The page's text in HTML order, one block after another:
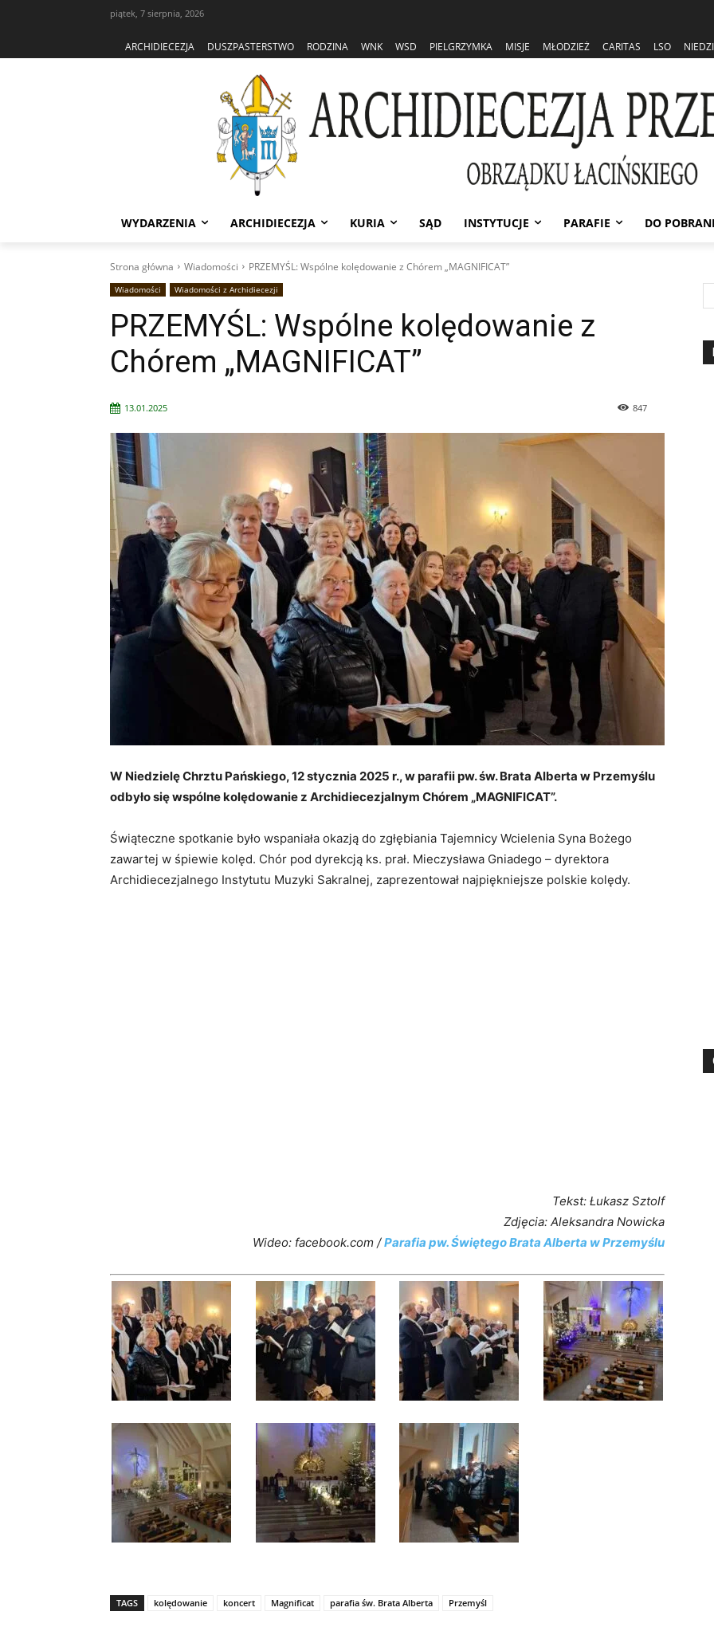
piątek, 7 sierpnia, 2026
ARCHIDIECEZJA DUSZPASTERSTWO RODZINA WNK WSD PIELGRZYMKA MISJE MŁODZIEŻ CARITAS LSO
WYDARZENIA ARCHIDIECEZJA KURIA SĄD INSTYTUCJE PARAFIE DO
Strona główna Wiadomości PRZEMYŚL: Wspólne kolędowanie z Chórem „MAGNIFICAT”
Wiadomości Wiadomości z Archidiecezji
PRZEMYŚL: Wspólne kolędowanie z
Chórem „MAGNIFICAT”
13.01.2025 847
W Niedzielę Chrztu Pańskiego, 12 stycznia 2025 r., w parafii pw. św. Brata Alberta w Przemyślu
odbyło się wspólne kolędowanie z Archidiecezjalnym Chórem „MAGNIFICAT”.
Świąteczne spotkanie było wspaniała okazją do zgłębiania Tajemnicy Wcielenia Syna Bożego
zawartej w śpiewie kolęd. Chór pod dyrekcją ks. prał. Mieczysława Gniadego – dyrektora
Archidiecezjalnego Instytutu Muzyki Sakralnej, zaprezentował najpiękniejsze polskie kolędy.
Tekst: Łukasz Sztolf
Zdjęcia: Aleksandra Nowicka
Wideo: facebook.com /Parafia pw. Świętego Brata Alberta w Przemyślu
TAGS kolędowanie koncert Magnificat parafia św. Brata Alberta Przemyśl